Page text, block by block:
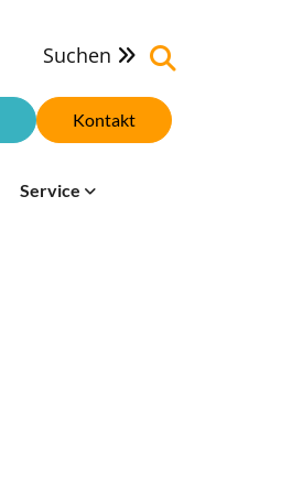
Suchen 
Kontakt
Service